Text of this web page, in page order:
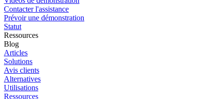
Contacter l'assistance
Prévoir une démonstration
Statut
Ressources
Blog
Articles
Solutions
Avis clients
Alternatives
Utilisations
Ressources